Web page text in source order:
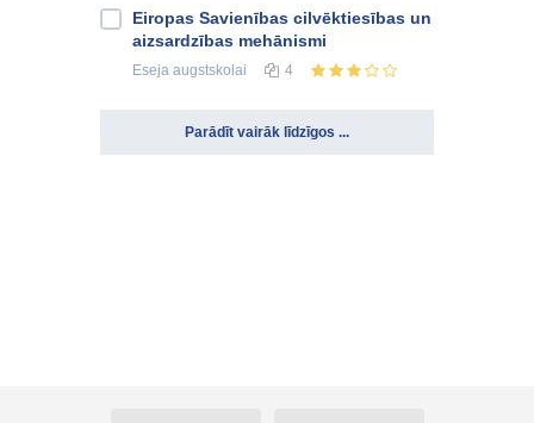
Eiropas Savienības cilvēktiesības un
aizsardzības mehānismi
Eseja augstskolai 4
Parādīt vairāk līdzīgos ...